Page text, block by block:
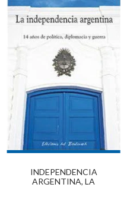
INDEPENDENCIA
ARGENTINA, LA